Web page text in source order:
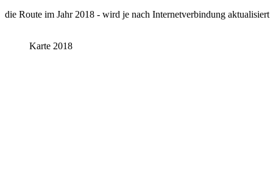
die Route im Jahr 2018 - wird je nach Internetverbindung aktualisiert
Karte 2018